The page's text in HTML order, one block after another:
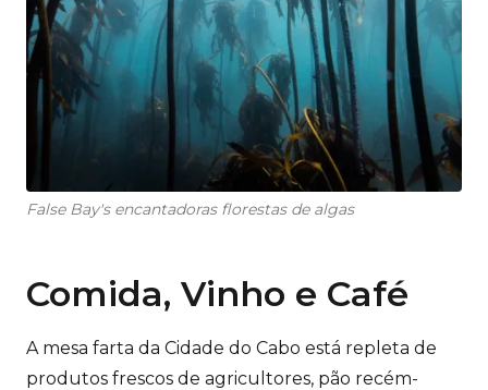
False Bay's encantadoras florestas de algas
Comida, Vinho e Café
A mesa farta da Cidade do Cabo está repleta de
produtos frescos de agricultores, pão recém-